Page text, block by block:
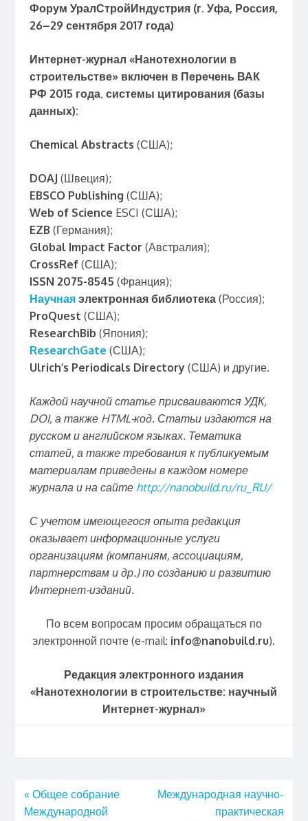
Форум УралСтройИндустрия (г. Уфа, Россия,
26–29 сентября 2017 года)
Интернет-журнал «Нанотехнологии в
строительстве» включен в Перечень ВАК
РФ 2015 года, системы цитирования (базы
данных):
Chemical Abstracts (США);
DOAJ (Швеция);
EBSCO Publishing (США);
Web of Science ESCI (США);
EZB (Германия);
Global Impact Factor (Австралия);
CrossRef (США);
ISSN 2075-8545 (Франция);
Научнаяэлектронная библиотека(Россия);
ProQuest (США);
ResearchBib (Япония);
ResearchGate (США);
Ulrich’s Periodicals Directory (США) и другие.
Каждой научной статье присваиваются УДК,
DOI, а также HTML-код. Статьи издаются на
русском и английском языках. Тематика
статей, а также требования к публикуемым
материалам приведены в каждом номере
журнала и на сайте http://nanobuild.ru/ru_RU/
С учетом имеющегося опыта редакция
оказывает информационные услуги
организациям (компаниям, ассоциациям,
партнерствам и др.) по созданию и развитию
Интернет-изданий.
По всем вопросам просим обращаться по
электронной почте (e-mail: info@nanobuild.ru).
Редакция электронного издания
«Нанотехнологии в строительстве: научный
Интернет-журнал»
« Общее собрание
Международной
Международная научно-
практическая